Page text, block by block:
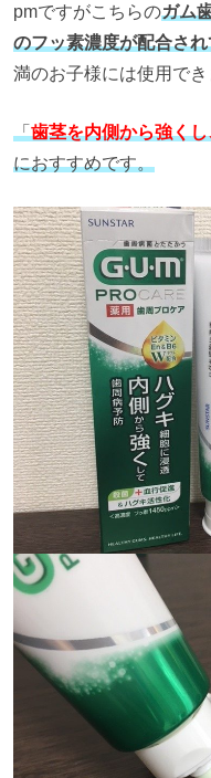
pmですがこちらのガム
のフッ素濃度が配合さ
満のお子様には使用でき
「歯茎を内側から強く
におすすめです。